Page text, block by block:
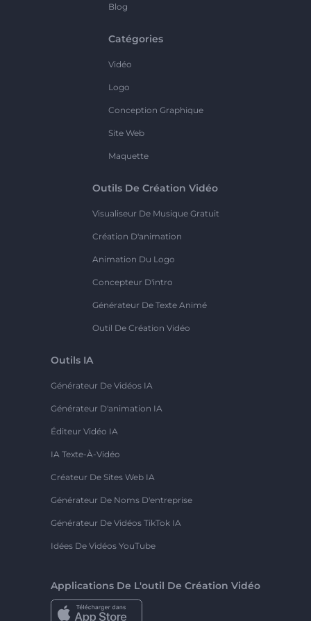
Blog
Catégories
Vidéo
Logo
Conception Graphique
Site Web
Maquette
Outils De Création Vidéo
Visualiseur De Musique Gratuit
Création D'animation
Animation Du Logo
Concepteur D'intro
Générateur De Texte Animé
Outil De Création Vidéo
Outils IA
Générateur De Vidéos IA
Générateur D'animation IA
Éditeur Vidéo IA
IA Texte-À-Vidéo
Créateur De Sites Web IA
Générateur De Noms D'entreprise
Générateur De Vidéos TikTok IA
Idées De Vidéos YouTube
Applications De L'outil De Création Vidéo